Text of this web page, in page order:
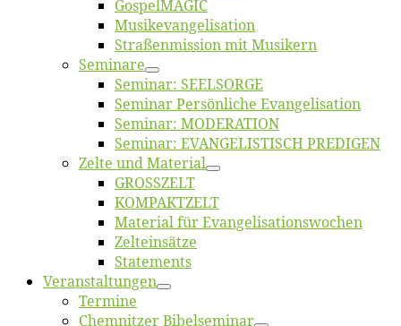
Gos­pel­MA­GIC
Musikevan­ge­li­sa­tion
Straßenmis­sion mit Musikern
Se­mi­na­re
Se­mi­nar: SEELSORGE
Se­mi­nar Per­sön­li­che Evangelisation
Se­mi­nar: MODERATION
Se­mi­nar: EVANGELISTISCH PREDIGEN
Zel­te und Material
GROSSZELT
KOMPAKTZELT
Ma­te­ri­al für Evangelisationswochen
Zelt­ein­sät­ze
State­ments
Ver­an­stal­tun­gen
Ter­mi­ne
Chemnit­zer Bibelseminar